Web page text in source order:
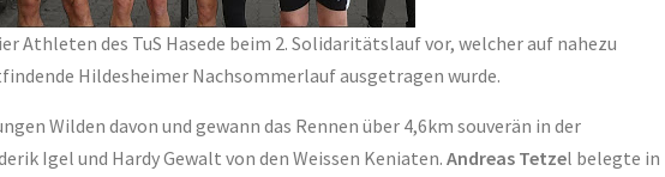
Athleten des TuS Hasede beim 2. Solidaritätslauf vor, welcher auf nahezu
Hildesheimer Nachsommerlauf ausgetragen wurde.
Wilden davon und gewann das Rennen über 4,6km souverän in der
Igel und Hardy Gewalt von den Weissen Keniaten. Andreas Tetzel belegte in